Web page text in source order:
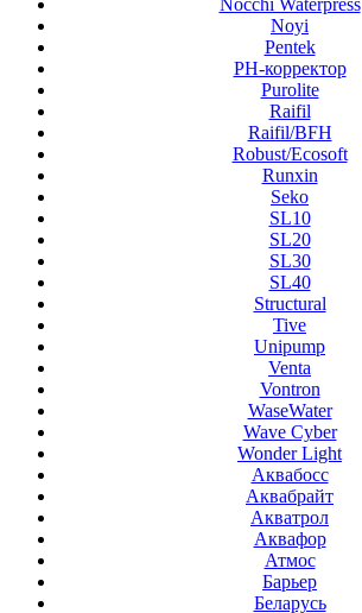
Nocchi Waterpress
Noyi
Pentek
PH-корректор
Purolite
Raifil
Raifil/BFH
Robust/Ecosoft
Runxin
Seko
SL10
SL20
SL30
SL40
Structural
Tive
Unipump
Venta
Vontron
WaseWater
Wave Cyber
Wonder Light
Аквабосс
Аквабрайт
Акватрол
Аквафор
Атмос
Барьер
Беларусь